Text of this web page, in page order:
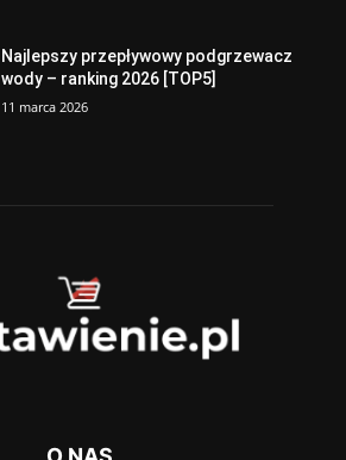
Najlepszy przepływowy podgrzewacz
wody – ranking 2026 [TOP5]
11 marca 2026